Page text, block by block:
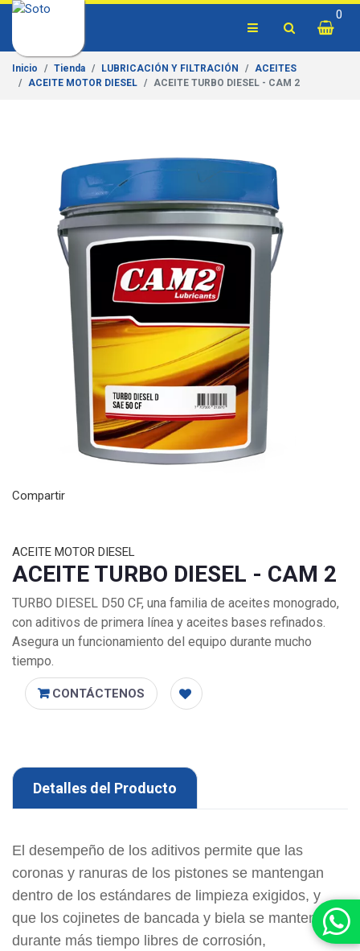
0
Inicio Tienda LUBRICACIÓN Y FILTRACIÓN
ACEITES
ACEITE MOTOR DIESEL
ACEITE TURBO DIESEL - CAM 2
Previous
Compartir
ACEITE MOTOR DIESEL
ACEITE TURBO DIESEL - CAM 2
TURBO DIESEL D50 CF, una familia de aceites monogrado,
con aditivos de primera línea y aceites bases refinados.
Asegura un funcionamiento del equipo durante mucho
tiempo.
CONTÁCTENOS
Detalles del Producto
El desempeño de los aditivos permite que las
coronas y ranuras de los pistones se mantengan
dentro de los estándares de limpieza exigidos, y
que los cojinetes de bancada y biela se mantengan
durante más tiempo libres de corrosión,